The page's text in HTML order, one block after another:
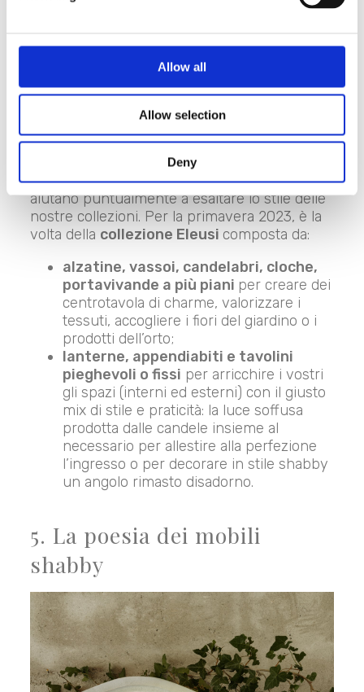
Allow all
Allow selection
Deny
riproposti collezione dopo collezione senza
che perdano il loro fascino iconico. Tra i
simboli delle decorazioni per la casa firmate
battuto sbiancatodal sapore un pò antico
e sognante. Non mancano mai nei nostri
cataloghi e, con le dovute modifiche, ci
aiutano puntualmente a esaltare lo stile delle
nostre collezioni. Per la primavera 2023, è la
volta della collezione Eleusi composta da:
alzatine, vassoi, candelabri, cloche,
portavivande a più piani per creare dei
centrotavola di charme, valorizzare i
tessuti, accogliere i fiori del giardino o i
prodotti dell’orto;
lanterne, appendiabiti e tavolini
pieghevoli o fissi per arricchire i vostri
gli spazi (interni ed esterni) con il giusto
mix di stile e praticità: la luce soffusa
prodotta dalle candele insieme al
necessario per allestire alla perfezione
l’ingresso o per decorare in stile shabby
un angolo rimasto disadorno.
5. La poesia dei mobili
shabby